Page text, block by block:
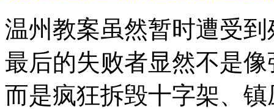
温州教案虽然暂时遭受
最后的失败者显然不是
而是疯狂拆毁十字架、